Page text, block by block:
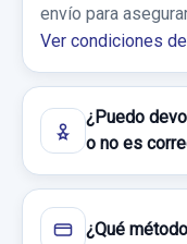
Ref:913367
24,79 €
Sin IVA, gastos de
PUENTE
AUDI A3
AMBIENTE
Garantía 1 año
135,53 €
envío para
Ver condiciones
¿Puedo
o no es
¿Qué